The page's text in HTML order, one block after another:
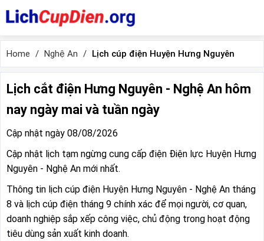
Home Nghệ An Lịch cúp điện Huyện Hưng Nguyên
Lịch cắt điện Hưng Nguyên - Nghệ An hôm
nay ngày mai và tuần ngày
Cập nhật ngày 08/08/2026
Cập nhật lịch tạm ngừng cung cấp điện Điện lực Huyện Hưng
Nguyên - Nghệ An mới nhất.
Thông tin lịch cúp điện Huyện Hưng Nguyên - Nghệ An tháng
8 và lịch cúp điện tháng 9 chính xác để mọi người, cơ quan,
doanh nghiệp sắp xếp công việc, chủ động trong hoạt động
tiêu dùng sản xuất kinh doanh.